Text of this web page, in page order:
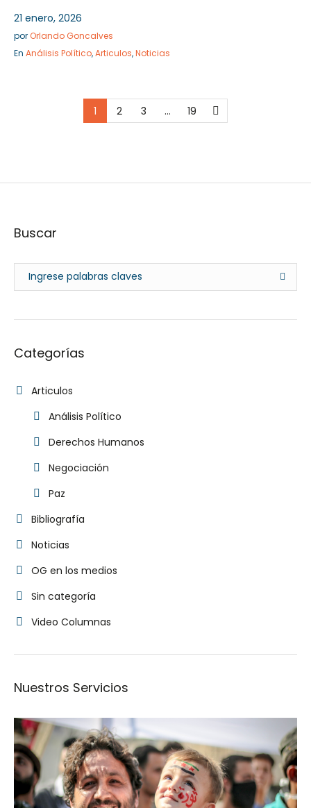
21 enero, 2026
por Orlando Goncalves
En Análisis Político,Articulos,Noticias
1 2 3 … 19
Buscar
Categorías
Articulos
Análisis Político
Derechos Humanos
Negociación
Paz
Bibliografía
Noticias
OG en los medios
Sin categoría
Video Columnas
Nuestros Servicios